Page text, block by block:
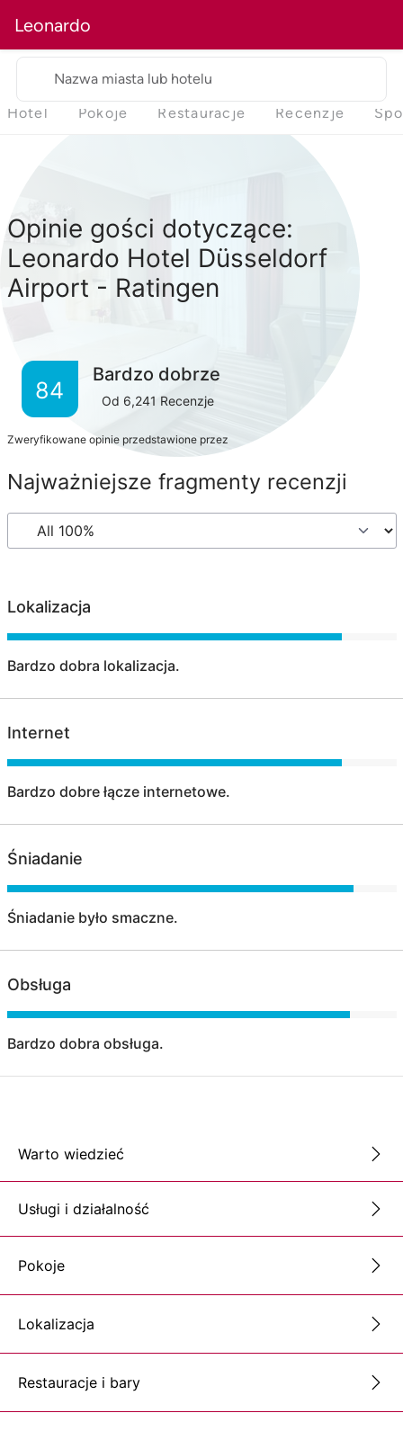
Leonardo
Nazwa miasta lub hotelu
Hotel Pokoje Restauracje Recenzje
Opinie gości dotyczące:
Leonardo Hotel Düsseldorf
Airport - Ratingen
84
Bardzo dobrze
Od 6,241 Recenzje
Zweryfikowane opinie przedstawione przez
Najważniejsze fragmenty recenzji
Lokalizacja
Bardzo dobra lokalizacja.
Internet
Bardzo dobre łącze internetowe.
Śniadanie
Śniadanie było smaczne.
Obsługa
Bardzo dobra obsługa.
Warto wiedzieć
Usługi i działalność
Pokoje
Lokalizacja
Restauracje i bary